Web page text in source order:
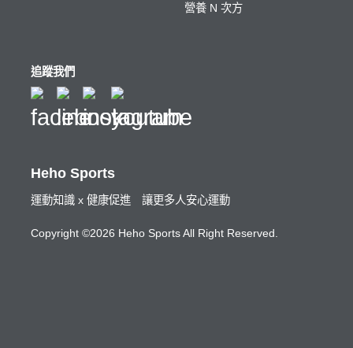
Heho Sports
運動知識 x 健康促進 讓更多人安心運動
Copyright ©2026 Heho Sports All Right Reserved.
營養 N 次方
追蹤我們